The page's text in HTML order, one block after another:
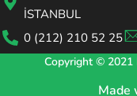
İSTANBUL
0 (212) 210 52 25
Made
Copyright © 2021